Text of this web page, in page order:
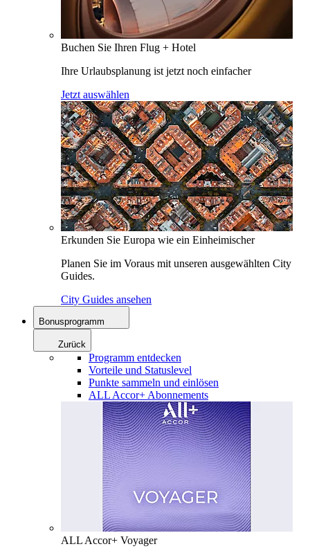
Buchen Sie Ihren Flug + Hotel
Ihre Urlaubsplanung ist jetzt noch einfacher
Jetzt auswählen
Erkunden Sie Europa wie ein Einheimischer
Planen Sie im Voraus mit unseren ausgewählten City
Guides.
City Guides ansehen
Bonusprogramm
Zurück
Programm entdecken
Vorteile und Statuslevel
Punkte sammeln und einlösen
ALL Accor+ Abonnements
ALL Accor+ Voyager